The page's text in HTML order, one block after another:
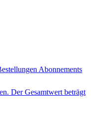
Abonnements
Der Gesamtwert beträgt